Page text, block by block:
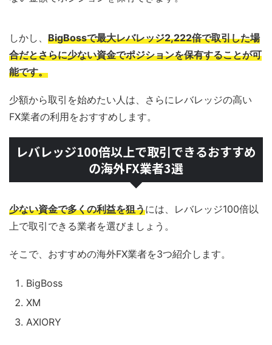
しかし、 BigBossで最大レバレッジ2,222倍で取引した場
合だとさらに少ない資金でポジションを保有することが可
能です。
少額から取引を始めたい人は、さらにレバレッジの高い
FX業者の利用をおすすめします。
レバレッジ100倍以上で取引できるおすすめ
の海外FX業者3選
少ない資金で多くの利益を狙うには、レバレッジ100倍以
上で取引できる業者を選びましょう。
そこで、おすすめの海外FX業者を3つ紹介します。
BigBoss
XM
AXIORY